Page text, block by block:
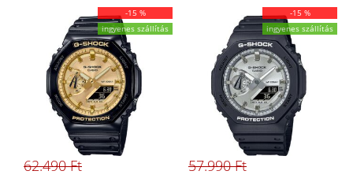
-15 %
ingyenes szállítás
62.490 Ft
-15 %
ingyenes szállítás
57.990 Ft